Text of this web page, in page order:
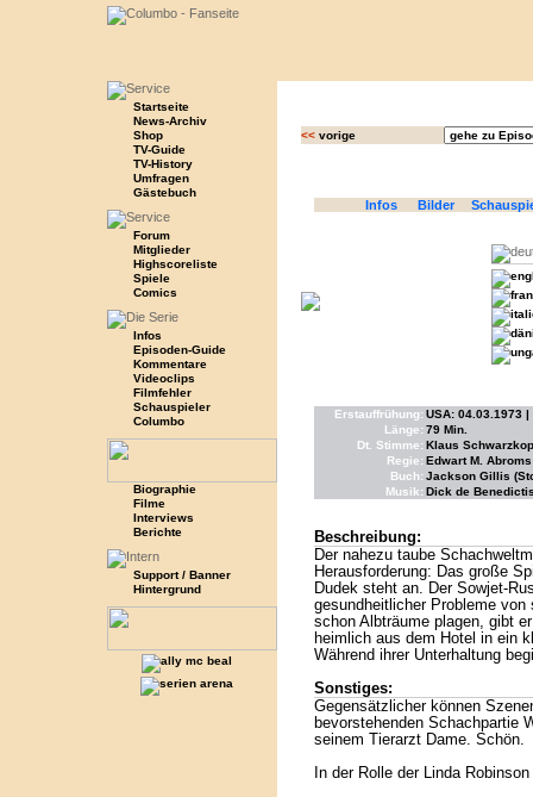
Startseite
News-Archiv
Shop
TV-Guide
TV-History
Umfragen
Gästebuch
Forum
Mitglieder
Highscoreliste
Spiele
Comics
Infos
Episoden-Guide
Kommentare
Videoclips
Filmfehler
Schauspieler
Columbo
Biographie
Filme
Interviews
Berichte
Support / Banner
Hintergrund
<<vorige
Infos Bilder
Erstauffrühung: USA: 04.03.1973 |
Länge: 79 Min.
Dt. Stimme: Klaus
Regie: Edwart M. Abroms
Buch: Jackson Gillis
Musik: Dick de
Beschreibung:
Der nahezu taube
Herausforderung: Das große
Dudek steht an. Der Sowjet-
gesundheitlicher Probleme
schon Albträume plagen, gibt
heimlich aus dem Hotel in ein
Während ihrer Unterhaltung
Sonstiges:
Gegensätzlicher können
bevorstehenden Schachpartie
seinem Tierarzt Dame. Schön.
In der Rolle der Linda